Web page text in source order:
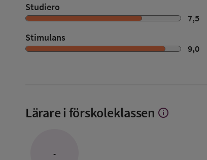
Studiero
7,5
Stimulans
9,0
Lärare i förskoleklassen Visa
info
-